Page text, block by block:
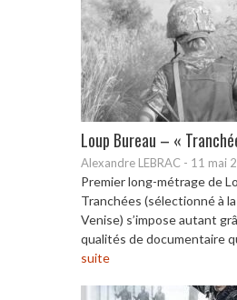
Loup Bureau – «
Alexandre LEBRAC - 11 mai
Premier long-métrage de
Tranchées (sélectionné à
Venise) s’impose autant
qualités de documentaire
suite